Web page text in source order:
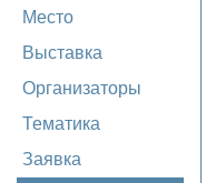
Место
Выставка
Организаторы
Тематика
Заявка